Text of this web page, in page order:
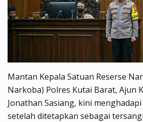
Mantan Kepala Satuan Reserse
Narkoba) Polres Kutai Barat, Ajun
Jonathan Sasiang, kini
setelah ditetapkan sebagai